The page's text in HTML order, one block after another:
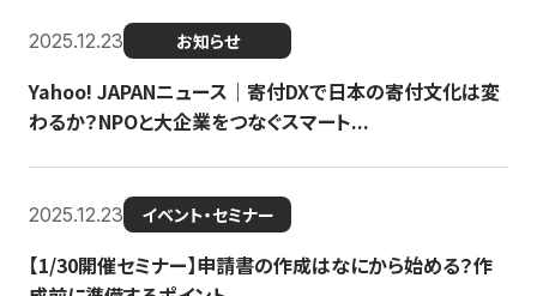
2025.12.23 お知らせ
Yahoo! JAPANニュース｜寄付DXで日本の寄付文化は変
わるか？NPOと大企業をつなぐスマート...
2025.12.23 イベント・セミナー
【1/30開催セミナー】申請書の作成はなにから始める？作